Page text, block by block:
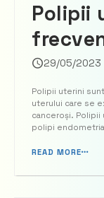
Polipii
ce să
29/05/2023
Polipii uterini
uterului care se
canceroși.
polipi
Polipii uterine
READ MORE